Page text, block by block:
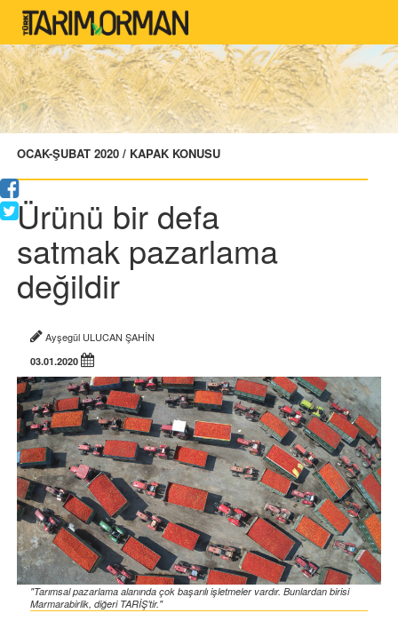
OCAK-ŞUBAT 2020 / KAPAK KONUSU
Ürünü bir defa
satmak pazarlama
değildir
Ayşegül ULUCAN ŞAHİN
03.01.2020
"Tarımsal pazarlama alanında çok başarılı işletmeler vardır. Bunlardan birisi
Marmarabirlik, diğeri TARİŞ’tir."